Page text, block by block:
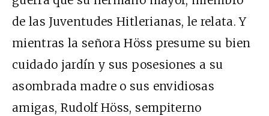
de las Juventudes Hitlerianas, le relata. Y
mientras la señora Höss presume su bien
cuidado jardín y sus posesiones a su
asombrada madre o sus envidiosas
amigas, Rudolf Höss, sempiterno